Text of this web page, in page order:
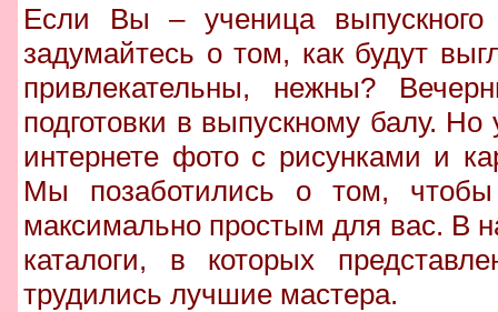
Если Вы – ученица
задумайтесь о том, как будут
привлекательны, нежны?
подготовки в выпускному балу.
интернете фото с рисунками и
Мы позаботились о том,
максимально простым для вас. В
каталоги, в которых
трудились лучшие мастера.